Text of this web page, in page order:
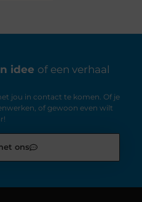
idee of een verhaal
jou in contact te komen. Of je
of gewoon even wilt
ons